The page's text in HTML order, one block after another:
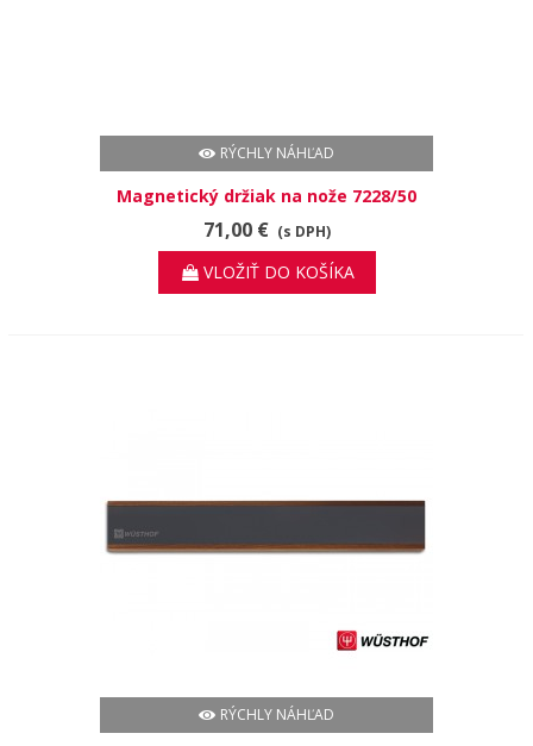
RÝCHLY NÁHĽAD
Magnetický držiak na nože 7228/50
71,00 € (s DPH)
VLOŽIŤ DO KOŠÍKA
RÝCHLY NÁHĽAD